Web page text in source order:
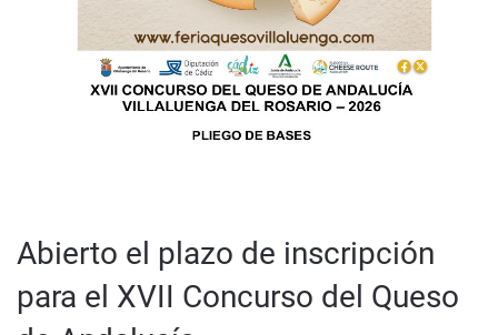
Abierto el plazo de inscripción
para el XVII Concurso del Queso